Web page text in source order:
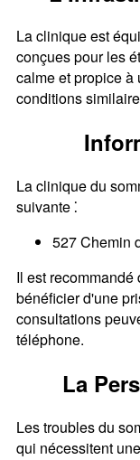
La clinique est
conçues pour les
calme et propice
conditions
La clinique du
suivante ⁚
527 Chemin
Il est
bénéficier d'une
consultations
téléphone.
La
Les troubles du
qui nécessitent